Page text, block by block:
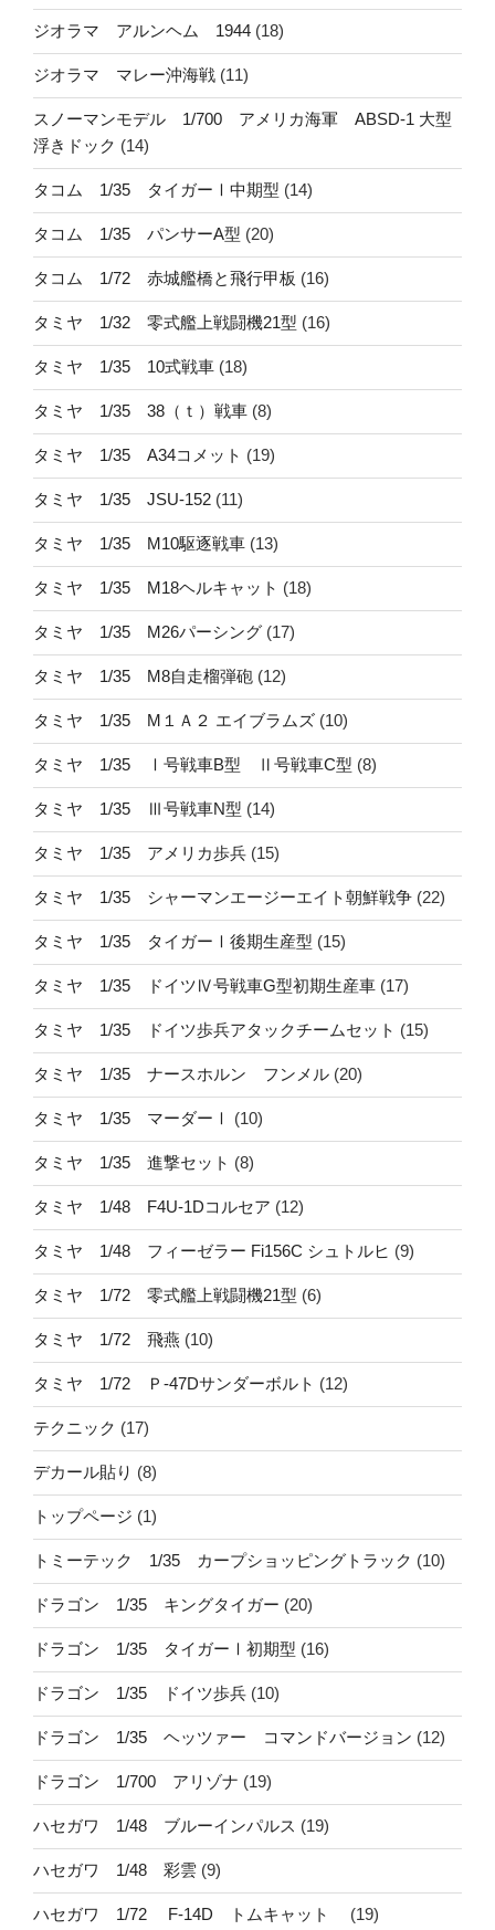
ジオラマ アルンヘム 1944 (18)
ジオラマ マレー沖海戦 (11)
スノーマンモデル 1/700 アメリカ海軍 ABSD-1 大型
浮きドック (14)
タコム 1/35 タイガーⅠ中期型 (14)
タコム 1/35 パンサーA型 (20)
タコム 1/72 赤城艦橋と飛行甲板 (16)
タミヤ 1/32 零式艦上戦闘機21型 (16)
タミヤ 1/35 10式戦車 (18)
タミヤ 1/35 38（ｔ）戦車 (8)
タミヤ 1/35 A34コメット (19)
タミヤ 1/35 JSU-152 (11)
タミヤ 1/35 M10駆逐戦車 (13)
タミヤ 1/35 M18ヘルキャット (18)
タミヤ 1/35 M26パーシング (17)
タミヤ 1/35 M8自走榴弾砲 (12)
タミヤ 1/35 M１Ａ２ エイブラムズ (10)
タミヤ 1/35 Ⅰ号戦車B型 Ⅱ号戦車C型 (8)
タミヤ 1/35 Ⅲ号戦車N型 (14)
タミヤ 1/35 アメリカ歩兵 (15)
タミヤ 1/35 シャーマンエージーエイト朝鮮戦争 (22)
タミヤ 1/35 タイガーⅠ後期生産型 (15)
タミヤ 1/35 ドイツⅣ号戦車G型初期生産車 (17)
タミヤ 1/35 ドイツ歩兵アタックチームセット (15)
タミヤ 1/35 ナースホルン フンメル (20)
タミヤ 1/35 マーダーⅠ (10)
タミヤ 1/35 進撃セット (8)
タミヤ 1/48 F4U-1Dコルセア (12)
タミヤ 1/48 フィーゼラー Fi156C シュトルヒ (9)
タミヤ 1/72 零式艦上戦闘機21型 (6)
タミヤ 1/72 飛燕 (10)
タミヤ 1/72 Ｐ-47Dサンダーボルト (12)
テクニック (17)
デカール貼り (8)
トップページ (1)
トミーテック 1/35 カープショッピングトラック (10)
ドラゴン 1/35 キングタイガー (20)
ドラゴン 1/35 タイガーⅠ初期型 (16)
ドラゴン 1/35 ドイツ歩兵 (10)
ドラゴン 1/35 ヘッツァー コマンドバージョン (12)
ドラゴン 1/700 アリゾナ (19)
ハセガワ 1/48 ブルーインパルス (19)
ハセガワ 1/48 彩雲 (9)
ハセガワ 1/72 F-14D トムキャット (19)